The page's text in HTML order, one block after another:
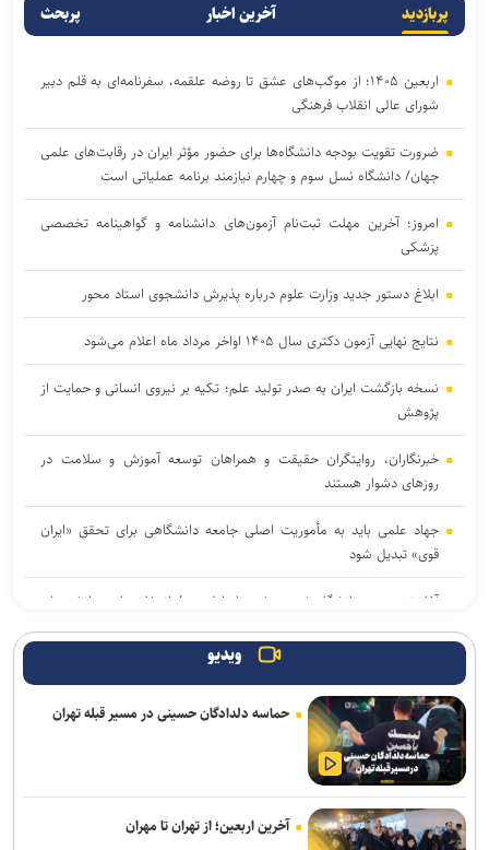
پربازدید آخرین اخبار پربحث
اربعین ۱۴۰۵؛ از موکب‌های عشق تا روضه علقمه، سفرنامه‌ای به قلم دبیر
شورای عالی انقلاب فرهنگی
ضرورت تقویت بودجه دانشگاه‌ها برای حضور مؤثر ایران در رقابت‌های علمی
جهان/ دانشگاه نسل سوم و چهارم نیازمند برنامه عملیاتی است
امروز؛ آخرین مهلت ثبت‌نام آزمون‌های دانشنامه و گواهینامه تخصصی
پزشکی
ابلاغ دستور جدید وزارت علوم درباره پذیرش دانشجوی استاد محور
نتایج نهایی آزمون دکتری سال ۱۴۰۵ اواخر مرداد ماه اعلام می‌شود
نسخه بازگشت ایران به صدر تولید علم؛ تکیه بر نیروی انسانی و حمایت از
پژوهش
خبرنگاران، روایتگران حقیقت و همراهان توسعه آموزش و سلامت در
روزهای دشوار هستند
جهاد علمی باید به مأموریت اصلی جامعه دانشگاهی برای تحقق «ایران
قوی» تبدیل شود
آغاز ترم جدید دانشگاه شهیدبهشتی از اول مهر/ انتخاب واحد دانشجویان
نصراللهی: خبرنگاران در کنار طرح مشکلات مردم، راه‌حل‌ها و توفیقات را
هم روایت کنند
روز خبرنگار ایرانی و جنگ روایت با ترامپ
تربیت در کنار تعلیم؛ ضرورت تقویت جهت‌گیری الهی و فرهنگی در آموزش
ویدیو
حماسه دلدادگان حسینی در مسیر قبله تهران
آخرین اربعین؛ از تهران تا مهران